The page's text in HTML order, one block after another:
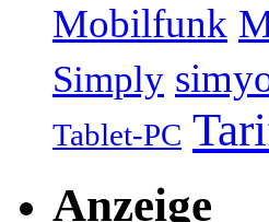
Mobilfunk
Simply
Tablet-PC
Anzeige